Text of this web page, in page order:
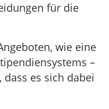
für die
wie eine
–
es sich dabei